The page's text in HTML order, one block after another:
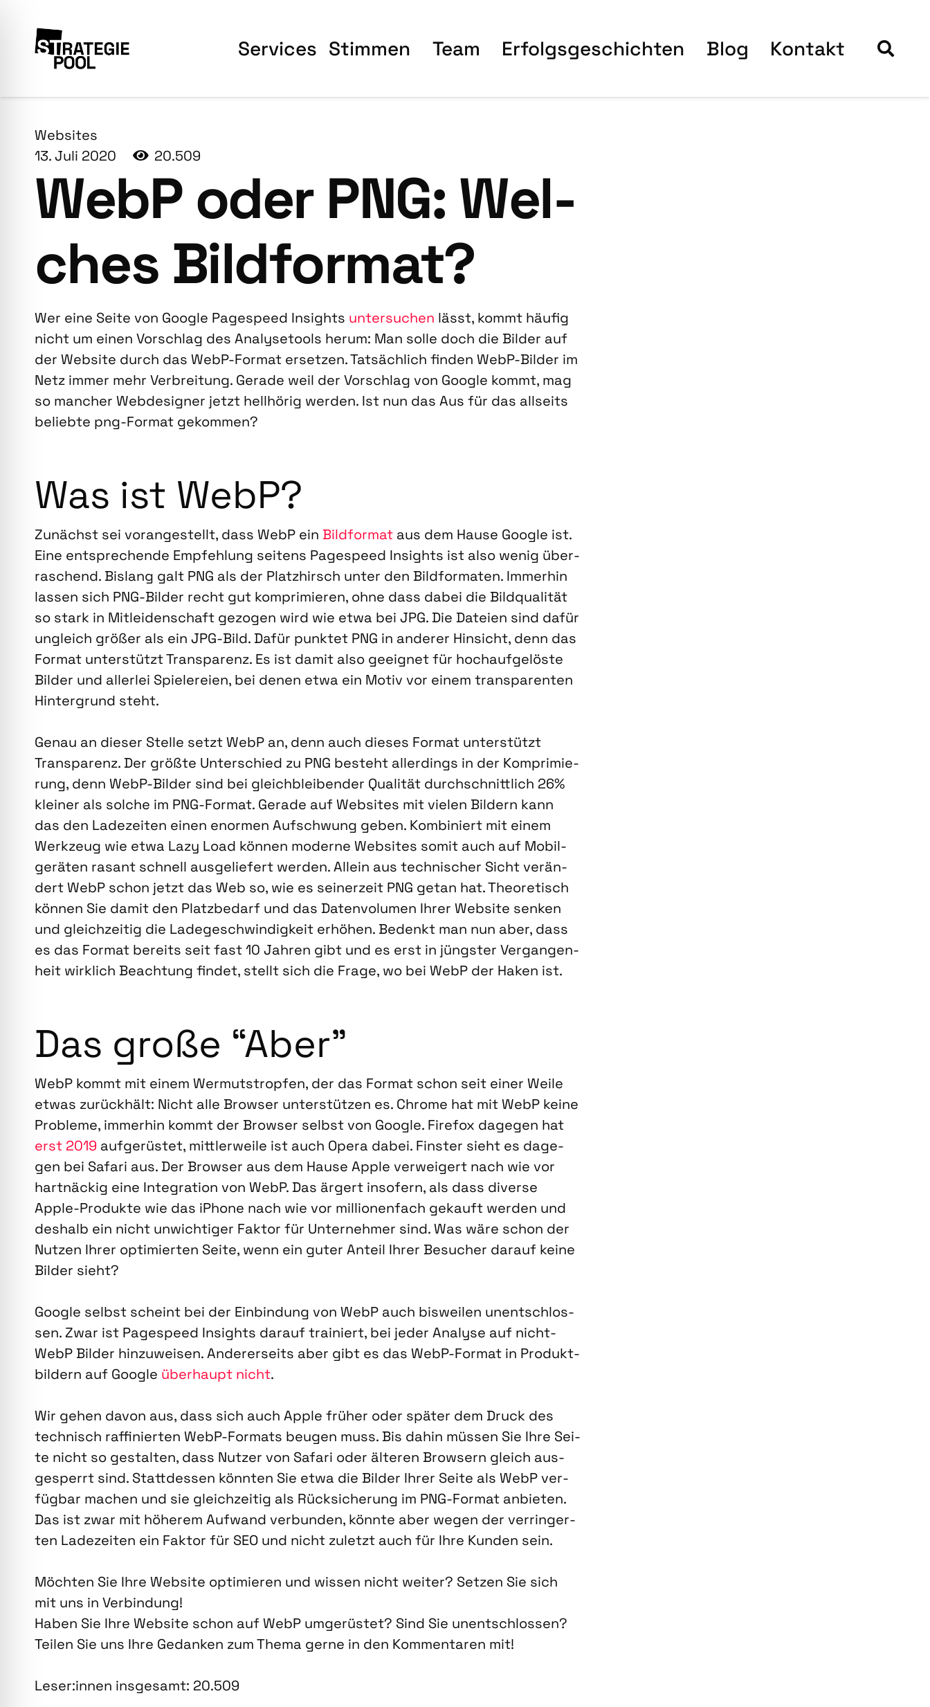
Ser­vices Stim­men Team Erfolgs­ge­schich­ten Blog Kon­takt
Websites
13. Juli 2020
20.509
WebP oder PNG: Wel­
ches Bild­for­mat?
Wer eine Sei­te von Goog­le Page­speed Insights unter­su­chen lässt, kommt häu­fig
nicht um einen Vor­schlag des Ana­ly­se­tools her­um: Man sol­le doch die Bil­der auf
der Web­site durch das WebP-For­mat erset­zen. Tat­säch­lich fin­den WebP-Bil­der im
Netz immer mehr Ver­brei­tung. Gera­de weil der Vor­schlag von Goog­le kommt, mag
so man­cher Web­de­si­gner jetzt hell­hö­rig wer­den. Ist nun das Aus für das all­seits
belieb­te png-For­mat gekom­men?
Was ist WebP?
Zunächst sei vor­an­ge­stellt, dass WebP ein Bild­for­mat aus dem Hau­se Goog­le ist.
Eine ent­spre­chen­de Emp­feh­lung sei­tens Page­speed Insights ist also wenig über­
ra­schend. Bis­lang galt PNG als der Platz­hirsch unter den Bild­for­ma­ten. Immer­hin
las­sen sich PNG-Bil­der recht gut kom­pri­mie­ren, ohne dass dabei die Bild­qua­li­tät
so stark in Mit­lei­den­schaft gezo­gen wird wie etwa bei JPG. Die Datei­en sind dafür
ungleich grö­ßer als ein JPG-Bild. Dafür punk­tet PNG in ande­rer Hin­sicht, denn das
For­mat unter­stützt Trans­pa­renz. Es ist damit also geeig­net für hoch­auf­ge­lös­te
Bil­der und aller­lei Spie­le­rei­en, bei denen etwa ein Motiv vor einem trans­pa­ren­ten
Hin­ter­grund steht.
Genau an die­ser Stel­le setzt WebP an, denn auch die­ses For­mat unter­stützt
Trans­pa­renz. Der größ­te Unter­schied zu PNG besteht aller­dings in der Kom­pri­mie­
rung, denn WebP-Bil­der sind bei gleich­blei­ben­der Qua­li­tät durch­schnitt­lich 26%
klei­ner als sol­che im PNG-For­mat. Gera­de auf Web­sites mit vie­len Bil­dern kann
das den Lade­zei­ten einen enor­men Auf­schwung geben. Kom­bi­niert mit einem
Werk­zeug wie etwa Lazy Load kön­nen moder­ne Web­sites somit auch auf Mobil­
ge­rä­ten rasant schnell aus­ge­lie­fert wer­den. Allein aus tech­ni­scher Sicht ver­än­
dert WebP schon jetzt das Web so, wie es sei­ner­zeit PNG getan hat. Theo­re­tisch
kön­nen Sie damit den Platz­be­darf und das Daten­vo­lu­men Ihrer Web­site sen­ken
und gleich­zei­tig die Lade­ge­schwin­dig­keit erhö­hen. Bedenkt man nun aber, dass
es das For­mat bereits seit fast 10 Jah­ren gibt und es erst in jüngs­ter Ver­gan­gen­
heit wirk­lich Beach­tung fin­det, stellt sich die Fra­ge, wo bei WebP der Haken ist.
Das gro­ße “Aber”
WebP kommt mit einem Wer­muts­trop­fen, der das For­mat schon seit einer Wei­le
etwas zurück­hält: Nicht alle Brow­ser unter­stüt­zen es. Chro­me hat mit WebP kei­ne
Pro­ble­me, immer­hin kommt der Brow­ser selbst von Goog­le. Fire­fox dage­gen hat
erst 2019 auf­ge­rüs­tet, mitt­ler­wei­le ist auch Ope­ra dabei. Fins­ter sieht es dage­
gen bei Safa­ri aus. Der Brow­ser aus dem Hau­se Apple ver­wei­gert nach wie vor
hart­nä­ckig eine Inte­gra­ti­on von WebP. Das ärgert inso­fern, als dass diver­se
Apple-Pro­duk­te wie das iPho­ne nach wie vor mil­lio­nen­fach gekauft wer­den und
des­halb ein nicht unwich­ti­ger Fak­tor für Unter­neh­mer sind. Was wäre schon der
Nut­zen Ihrer opti­mier­ten Sei­te, wenn ein guter Anteil Ihrer Besu­cher dar­auf kei­ne
Bil­der sieht?
Goog­le selbst scheint bei der Ein­bin­dung von WebP auch bis­wei­len unent­schlos­
sen. Zwar ist Page­speed Insights dar­auf trai­niert, bei jeder Ana­ly­se auf nicht-
WebP Bil­der hin­zu­wei­sen. Ande­rer­seits aber gibt es das WebP-For­mat in Pro­dukt­
bil­dern auf Goog­le über­haupt nicht.
Wir gehen davon aus, dass sich auch Apple frü­her oder spä­ter dem Druck des
tech­nisch raf­fi­nier­ten WebP-For­mats beu­gen muss. Bis dahin müs­sen Sie Ihre Sei­
te nicht so gestal­ten, dass Nut­zer von Safa­ri oder älte­ren Brow­sern gleich aus­
ge­sperrt sind. Statt­des­sen könn­ten Sie etwa die Bil­der Ihrer Sei­te als WebP ver­
füg­bar machen und sie gleich­zei­tig als Rück­si­che­rung im PNG-For­mat anbie­ten.
Das ist zwar mit höhe­rem Auf­wand ver­bun­den, könn­te aber wegen der ver­rin­ger­
ten Lade­zei­ten ein Fak­tor für SEO und nicht zuletzt auch für Ihre Kun­den sein.
Möch­ten Sie Ihre Web­site opti­mie­ren und wis­sen nicht wei­ter? Set­zen Sie sich
mit uns in Ver­bin­dung!
Haben Sie Ihre Web­site schon auf WebP umge­rüs­tet? Sind Sie unent­schlos­sen?
Tei­len Sie uns Ihre Gedan­ken zum The­ma ger­ne in den Kom­men­ta­ren mit!
Leser:innen ins­ge­samt: 20.509